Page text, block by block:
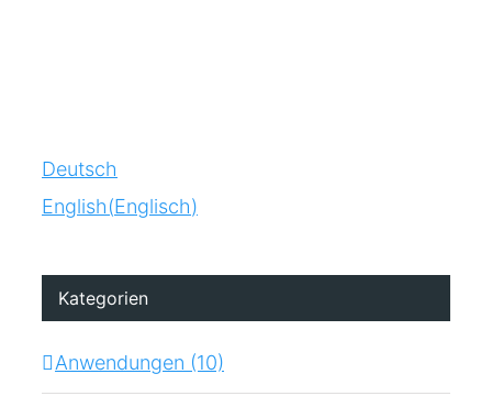
Deutsch
English(Englisch)
Kategorien
Anwendungen (10)